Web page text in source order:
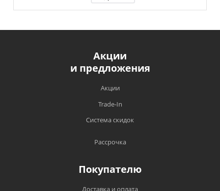
Акции
и предложения
Акции
Trade-In
Система скидок
Рассрочка
Покупателю
Доставка и оплата